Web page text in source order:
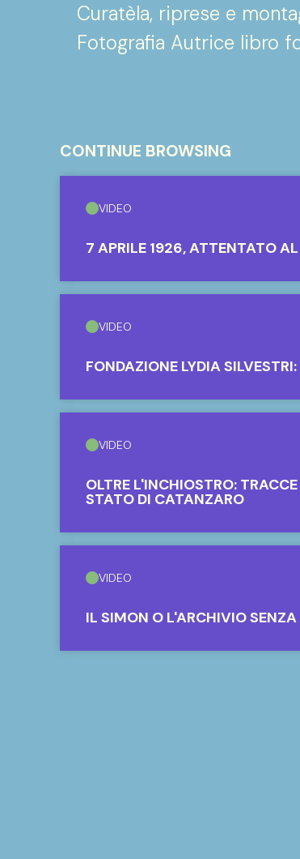
Curatèla, riprese e
Fotografia Autrice libro
CONTINUE BROWSING
VIDEO
7 APRILE 1926, ATTENTATO AL
VIDEO
FONDAZIONE LYDIA
VIDEO
OLTRE L'INCHIOSTRO:
STATO DI CATANZARO
VIDEO
IL SIMON O L'ARCHIVIO